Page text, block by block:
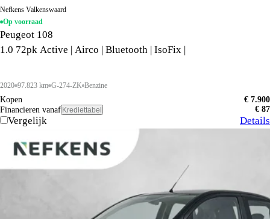
Nefkens Valkenswaard
Op voorraad
Peugeot 108
1.0 72pk Active | Airco | Bluetooth | IsoFix |
2020 97.823 km G-274-ZK Benzine
Kopen
€ 7.900
Financieren vanaf Krediettabel € 87
Vergelijk Details